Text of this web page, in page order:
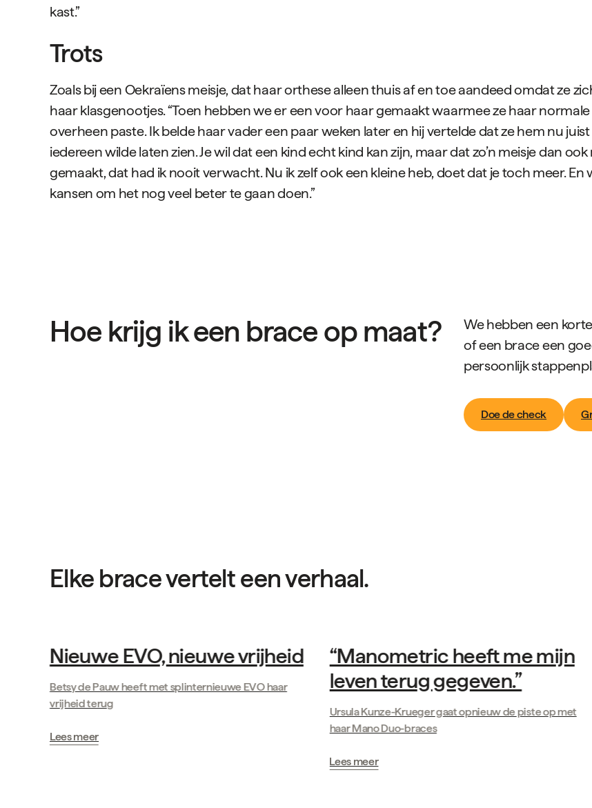
kast.”
Trots
Zoals bij een Oekraïens meisje, dat haar orthese alleen thuis af en toe aandeed omdat ze
haar klasgenootjes. “Toen hebben we er een voor haar gemaakt waarmee ze haar
overheen paste. Ik belde haar vader een paar weken later en hij vertelde dat ze hem nu
iedereen wilde laten zien. Je wil dat een kind echt kind kan zijn, maar dat zo’n meisje dan
gemaakt, dat had ik nooit verwacht. Nu ik zelf ook een kleine heb, doet dat je toch meer.
kansen om het nog veel beter te gaan doen.”
Hoe krijg ik een brace op maat?
We hebben een
of een brace een
persoonlijk
Doe de check
Elke brace vertelt een verhaal.
Nieuwe EVO, nieuwe vrijheid
Betsy de Pauw heeft met splinternieuwe EVO haar
vrijheid terug
Lees meer
‘‘Manometric heeft me mijn
leven terug gegeven.’’
Ursula Kunze-Krueger gaat opnieuw de piste op met
haar Mano Duo-braces
Lees meer